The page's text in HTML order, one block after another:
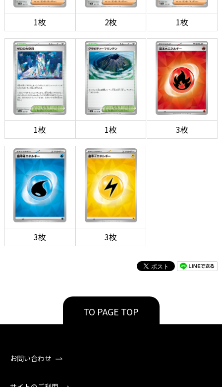
1枚 2枚 1枚
1枚 1枚 3枚
3枚 3枚
TO PAGE TOP
お問い合わせ